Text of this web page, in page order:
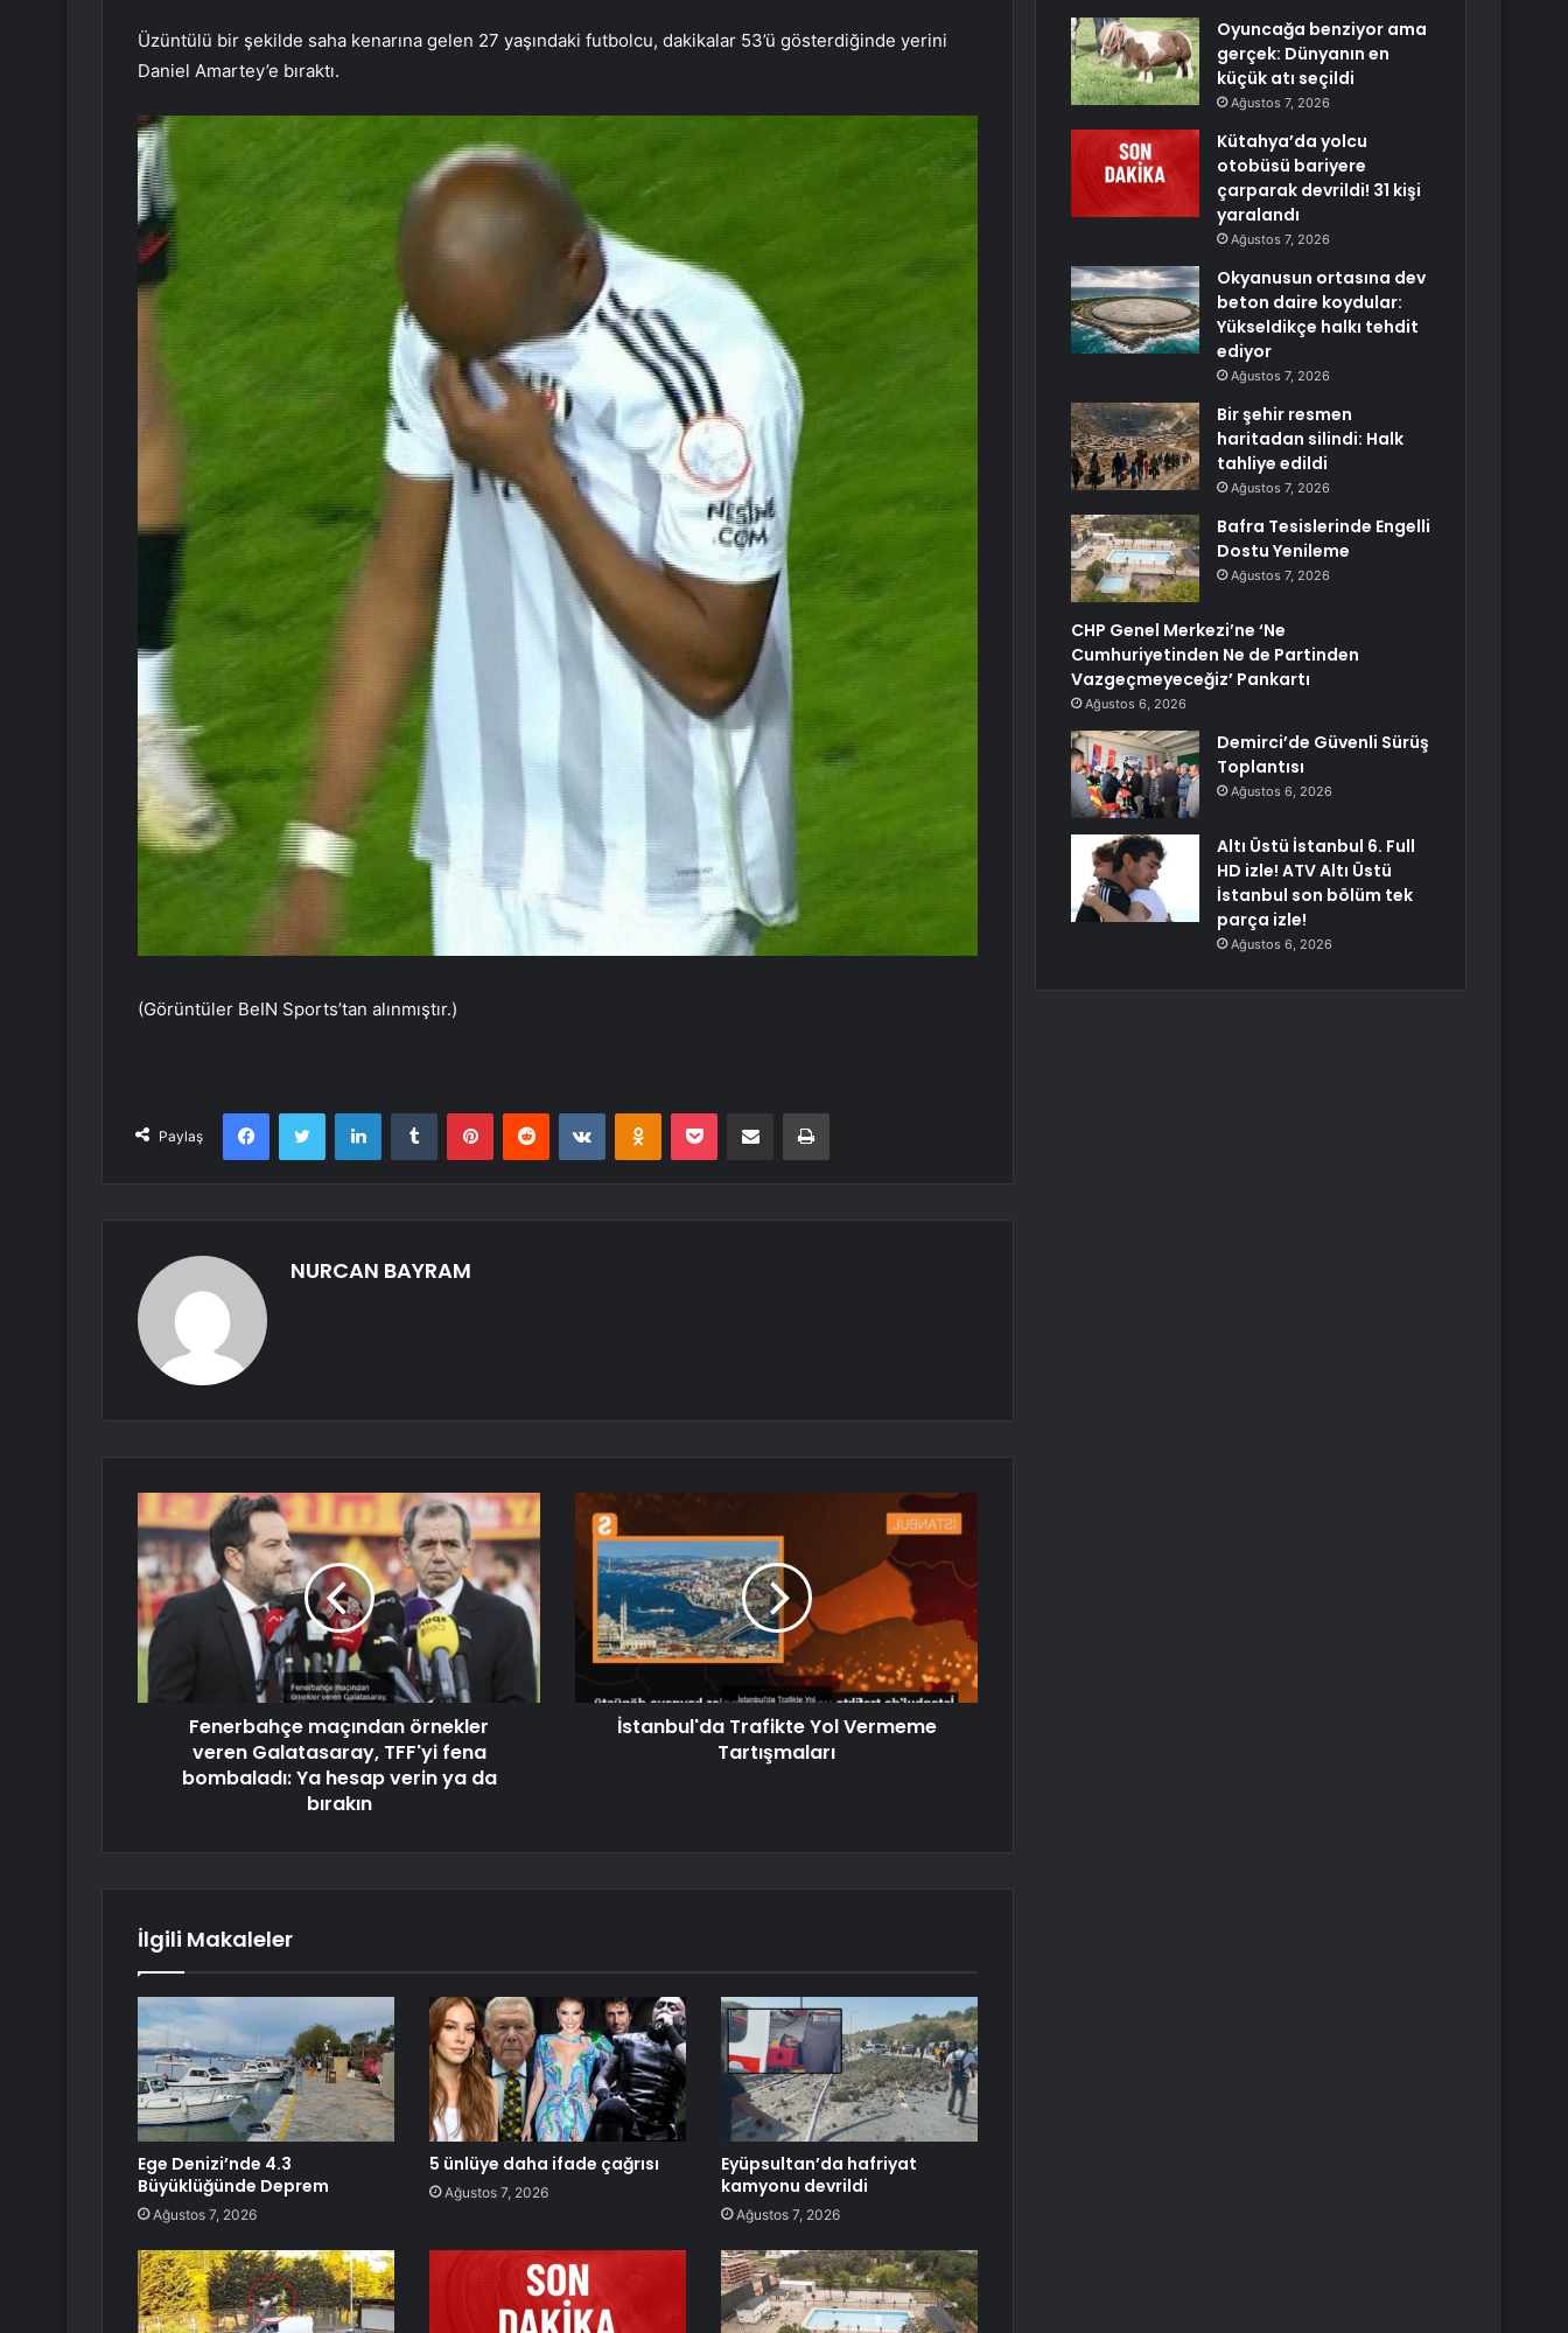
Üzüntülü bir şekilde saha kenarına gelen 27 yaşındaki futbolcu, dakikalar 53’ü gösterdiğinde yerini
Daniel Amartey’e bıraktı.
(Görüntüler BeIN Sports’tan alınmıştır.)
Paylaş
FacebookTwitter LinkedInTumblr PinterestReddit VKontakteOdnoklassniki
Pocket E-Posta ile paylaş Yazdır
NURCAN BAYRAM
Fenerbahçe maçından örnekler
veren Galatasaray, TFF'yi fena
bombaladı: Ya hesap verin ya da
bırakın
İstanbul'da Trafikte Yol Vermeme
Tartışmaları
İlgili Makaleler
Ege Denizi’nde 4.3
Büyüklüğünde Deprem
Ağustos 7, 2026
5 ünlüye daha ifade çağrısı
Ağustos 7, 2026
Eyüpsultan’da hafriyat
kamyonu devrildi
Ağustos 7, 2026
Oyuncağa benziyor ama
gerçek: Dünyanın en
küçük atı seçildi
Ağustos 7, 2026
Kütahya’da yolcu
otobüsü bariyere
çarparak devrildi! 31 kişi
yaralandı
Ağustos 7, 2026
Okyanusun ortasına dev
beton daire koydular:
Yükseldikçe halkı tehdit
ediyor
Ağustos 7, 2026
Bir şehir resmen
haritadan silindi: Halk
tahliye edildi
Ağustos 7, 2026
Bafra Tesislerinde Engelli
Dostu Yenileme
Ağustos 7, 2026
CHP Genel Merkezi’ne ‘Ne
Cumhuriyetinden Ne de Partinden
Vazgeçmeyeceğiz’ Pankartı
Ağustos 6, 2026
Demirci’de Güvenli Sürüş
Toplantısı
Ağustos 6, 2026
Altı Üstü İstanbul 6. Full
HD izle! ATV Altı Üstü
İstanbul son bölüm tek
parça izle!
Ağustos 6, 2026